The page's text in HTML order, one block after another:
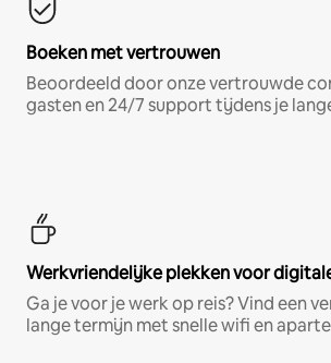
Boeken met vertrouwen
Beoordeeld door onze vertrouwde
gasten en 24/7 support tijdens je
Werkvriendelijke plekken voor
Ga je voor je werk op reis? Vind een
lange termijn met snelle wifi en